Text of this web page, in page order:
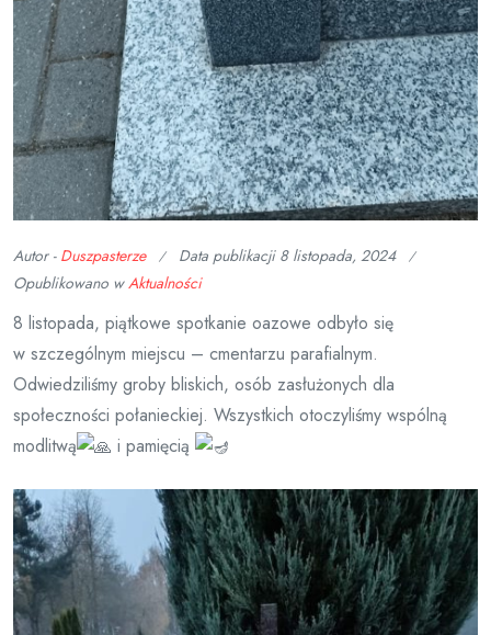
Autor - Duszpasterze Data publikacji 8 listopada, 2024
Opublikowano wAktualności
8 listopada, piątkowe spotkanie oazowe odbyło się
w szczególnym miejscu – cmentarzu parafialnym.
Odwiedziliśmy groby bliskich, osób zasłużonych dla
społeczności połanieckiej. Wszystkich otoczyliśmy wspólną
modlitwą
i pamięcią